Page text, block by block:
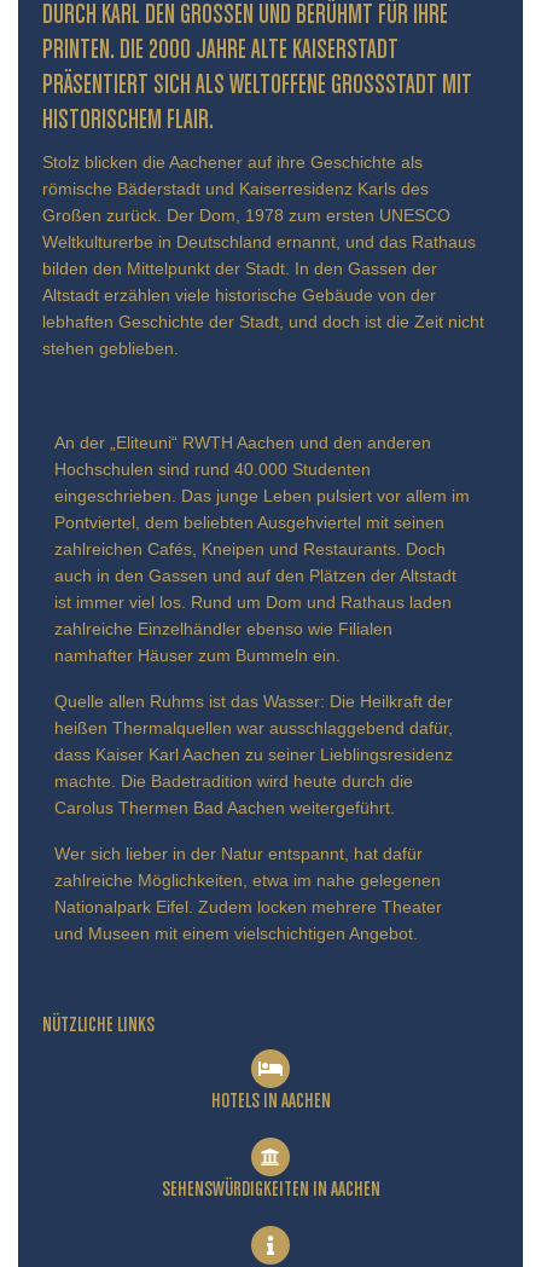
URCH KARL DEN GROSSEN UND BERÜHMT FÜR IHRE PR
INTEN. DIE 2000 JAHRE ALTE KAISERSTADT PR
ÄSENTIERT SICH ALS WELTOFFENE GROSSSTADT MIT HIS
TORISCHEM FLAIR.
Stolz blicken die Aachener auf ihre Geschichte als
römische Bäderstadt und Kaiserresidenz Karls des
Großen zurück. Der Dom, 1978 zum ersten UNESCO
Weltkulturerbe in Deutschland ernannt, und das Rathaus
bilden den Mittelpunkt der Stadt. In den Gassen der
Altstadt erzählen viele historische Gebäude von der
lebhaften Geschichte der Stadt, und doch ist die Zeit nicht
stehen geblieben.
An der „Eliteuni“ RWTH Aachen und den anderen
Hochschulen sind rund 40.000 Studenten
eingeschrieben. Das junge Leben pulsiert vor allem im
Pontviertel, dem beliebten Ausgehviertel mit seinen
zahlreichen Cafés, Kneipen und Restaurants. Doch
auch in den Gassen und auf den Plätzen der Altstadt
ist immer viel los. Rund um Dom und Rathaus laden
zahlreiche Einzelhändler ebenso wie Filialen
namhafter Häuser zum Bummeln ein.
Quelle allen Ruhms ist das Wasser: Die Heilkraft der
heißen Thermalquellen war ausschlaggebend dafür,
dass Kaiser Karl Aachen zu seiner Lieblingsresidenz
machte. Die Badetradition wird heute durch die
Carolus Thermen Bad Aachen weitergeführt.
Wer sich lieber in der Natur entspannt, hat dafür
zahlreiche Möglichkeiten, etwa im nahe gelegenen
Nationalpark Eifel. Zudem locken mehrere Theater
und Museen mit einem vielschichtigen Angebot.
NÜTZLICHE LINKS
HOTELS IN AACHEN
SEHENSWÜRDIGKEITEN IN AACHEN